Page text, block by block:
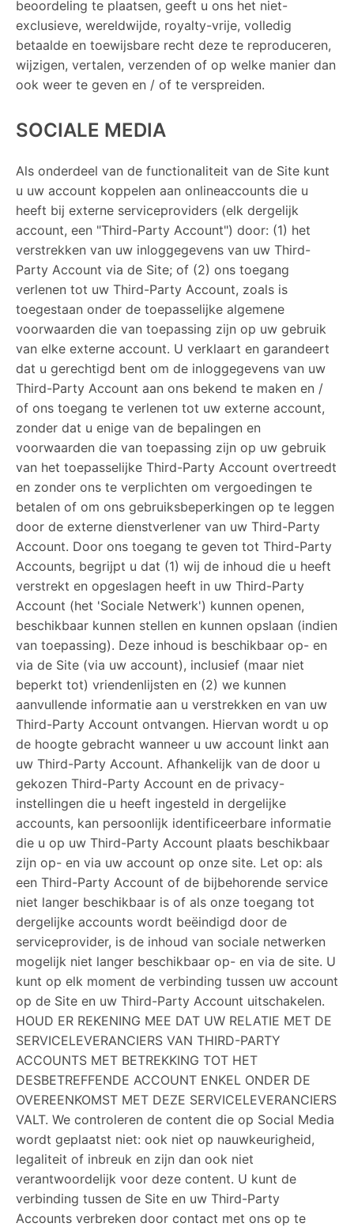
beoordeling te plaatsen, geeft u ons het niet-
exclusieve, wereldwijde, royalty-vrije, volledig
betaalde en toewijsbare recht deze te reproduceren,
wijzigen, vertalen, verzenden of op welke manier dan
ook weer te geven en / of te verspreiden.
SOCIALE MEDIA
Als onderdeel van de functionaliteit van de Site kunt
u uw account koppelen aan onlineaccounts die u
heeft bij externe serviceproviders (elk dergelijk
account, een "Third-Party Account") door: (1) het
verstrekken van uw inloggegevens van uw Third-
Party Account via de Site; of (2) ons toegang
verlenen tot uw Third-Party Account, zoals is
toegestaan ​​onder de toepasselijke algemene
voorwaarden die van toepassing zijn op uw gebruik
van elke externe account. U verklaart en garandeert
dat u gerechtigd bent om de inloggegevens van uw
Third-Party Account aan ons bekend te maken en /
of ons toegang te verlenen tot uw externe account,
zonder dat u enige van de bepalingen en
voorwaarden die van toepassing zijn op uw gebruik
van het toepasselijke Third-Party Account overtreedt
en zonder ons te verplichten om vergoedingen te
betalen of om ons gebruiksbeperkingen op te leggen
door de externe dienstverlener van uw Third-Party
Account. Door ons toegang te geven tot Third-Party
Accounts, begrijpt u dat (1) wij de inhoud die u heeft
verstrekt en opgeslagen heeft in uw Third-Party
Account (het 'Sociale Netwerk') kunnen openen,
beschikbaar kunnen stellen en kunnen opslaan (indien
van toepassing). Deze inhoud is beschikbaar op- en
via de Site (via uw account), inclusief (maar niet
beperkt tot) vriendenlijsten en (2) we kunnen
aanvullende informatie aan u verstrekken en van uw
Third-Party Account ontvangen. Hiervan wordt u op
de hoogte gebracht wanneer u uw account linkt aan
uw Third-Party Account. Afhankelijk van de door u
gekozen Third-Party Account en de privacy-
instellingen die u heeft ingesteld in dergelijke
accounts, kan persoonlijk identificeerbare informatie
die u op uw Third-Party Account plaats beschikbaar
zijn op- en via uw account op onze site. Let op: als
een Third-Party Account of de bijbehorende service
niet langer beschikbaar is of als onze toegang tot
dergelijke accounts wordt beëindigd door de
serviceprovider, is de inhoud van sociale netwerken
mogelijk niet langer beschikbaar op- en via de site. U
kunt op elk moment de verbinding tussen uw account
op de Site en uw Third-Party Account uitschakelen.
HOUD ER REKENING MEE DAT UW RELATIE MET DE
SERVICELEVERANCIERS VAN THIRD-PARTY
ACCOUNTS MET BETREKKING TOT HET
DESBETREFFENDE ACCOUNT ENKEL ONDER DE
OVEREENKOMST MET DEZE SERVICELEVERANCIERS
VALT. We controleren de content die op Social Media
wordt geplaatst niet: ook niet op nauwkeurigheid,
legaliteit of inbreuk en zijn dan ook niet
verantwoordelijk voor deze content. U kunt de
verbinding tussen de Site en uw Third-Party
Accounts verbreken door contact met ons op te